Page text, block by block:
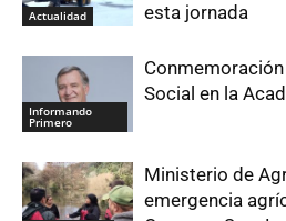
Actualidad
esta jornada
Informando
Primero
Social en la
Ministerio de
emergencia